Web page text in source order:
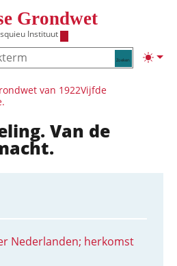
Grondwet
Instituut
Zoeken
van 1922Vijfde
Van de
Nederlanden; herkomst